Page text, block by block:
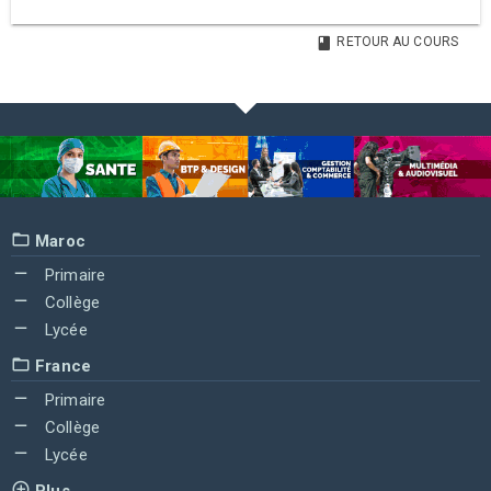
RETOUR AU COURS
Maroc
Primaire
Collège
Lycée
France
Primaire
Collège
Lycée